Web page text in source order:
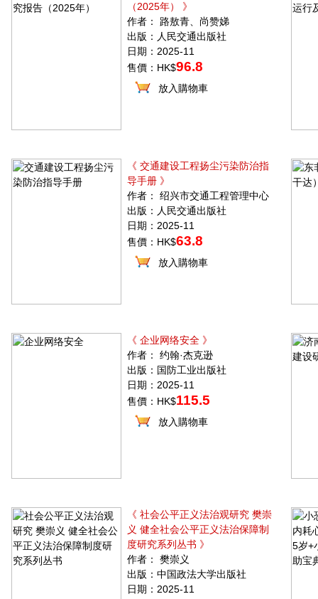
（2025年） 》
作者： 路敖青、尚赞娣
出版：人民交通出版社
日期：2025-11
售價：HK$96.8
放入購物車
《 交通建设工程扬尘污染防治指
导手册 》
作者： 绍兴市交通工程管理中心
出版：人民交通出版社
日期：2025-11
售價：HK$63.8
放入購物車
《 企业网络安全 》
作者： 约翰·杰克逊
出版：国防工业出版社
日期：2025-11
售價：HK$115.5
放入購物車
《 社会公平正义法治观研究 樊崇
义 健全社会公平正义法治保障制
度研究系列丛书 》
作者： 樊崇义
出版：中国政法大学出版社
日期：2025-11